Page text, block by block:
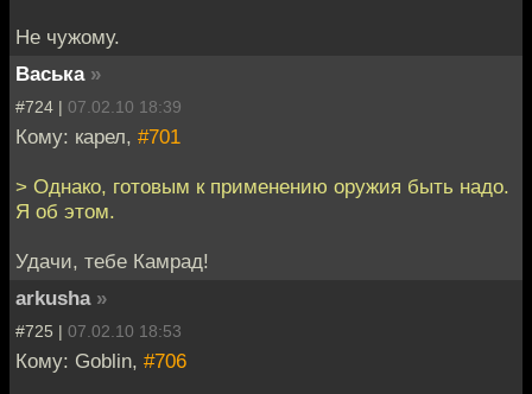
Не чужому.
Васька »
#724 | 07.02.10 18:39
Кому: карел, #701
> Однако, готовым к применению оружия быть надо.
Я об этом.
Удачи, тебе Камрад!
arkusha »
#725 | 07.02.10 18:53
Кому: Goblin, #706